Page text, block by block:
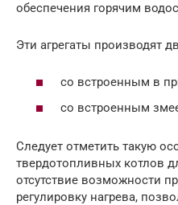
обеспечения горячим
Эти агрегаты производят
со встроенным в
со встроенным
Следует отметить такую
твердотопливных котлов
отсутствие возможности
регулировку нагрева,